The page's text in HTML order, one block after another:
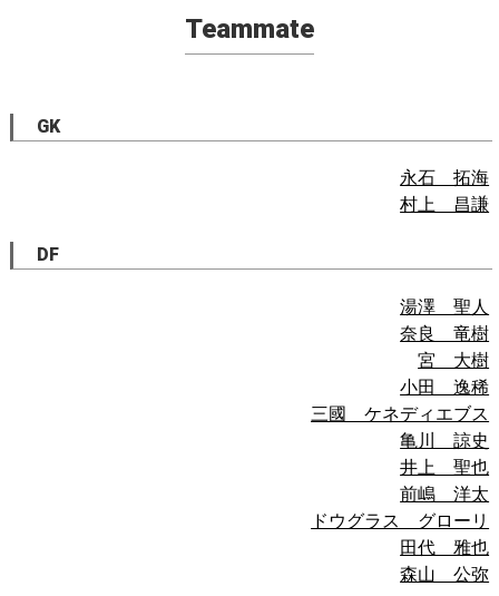
Teammate
GK
永石 拓海
村上 昌謙
DF
湯澤 聖人
奈良 竜樹
宮 大樹
小田 逸稀
三國 ケネディエブス
亀川 諒史
井上 聖也
前嶋 洋太
ドウグラス グローリ
田代 雅也
森山 公弥